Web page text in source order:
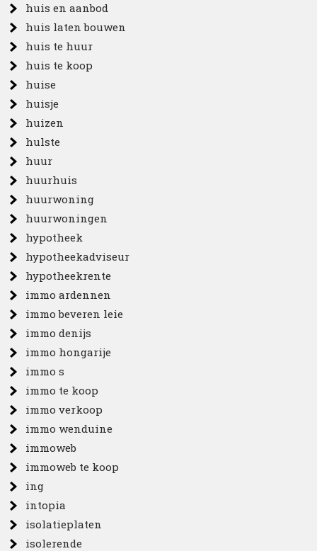
huis en aanbod
huis laten bouwen
huis te huur
huis te koop
huise
huisje
huizen
hulste
huur
huurhuis
huurwoning
huurwoningen
hypotheek
hypotheekadviseur
hypotheekrente
immo ardennen
immo beveren leie
immo denijs
immo hongarije
immo s
immo te koop
immo verkoop
immo wenduine
immoweb
immoweb te koop
ing
intopia
isolatieplaten
isolerende